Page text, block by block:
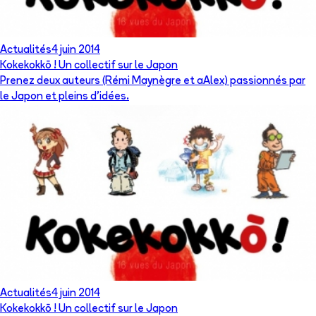
Actualités4 juin 2014
Kokekokkō ! Un collectif sur le Japon
Prenez deux auteurs (Rémi Maynègre et aAlex) passionnés par
le Japon et pleins d'idées.
Actualités4 juin 2014
Kokekokkō ! Un collectif sur le Japon